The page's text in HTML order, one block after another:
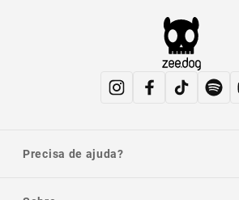
Precisa de ajuda?